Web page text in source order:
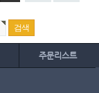
주문리스트